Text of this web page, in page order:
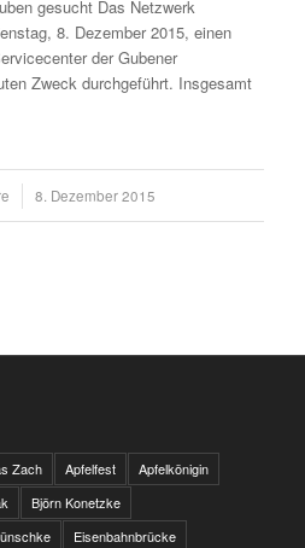
gesucht Das Netzwerk
8. Dezember 2015, einen
der Gubener
Zweck durchgeführt. Insgesamt
8. Dezember 2015
Zach Apfelfest
Apfelkönigin
Björn Konetzke
Eisenbahnbrücke